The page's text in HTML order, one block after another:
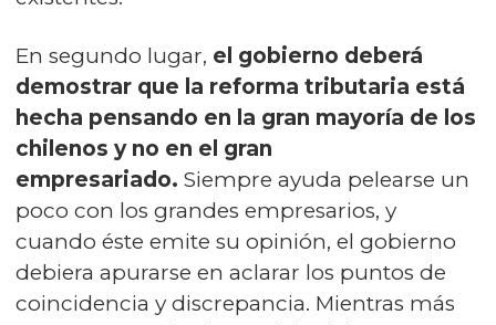
En segundo lugar, el gobierno deberá
demostrar que la reforma tributaria está
hecha pensando en la gran mayoría de los
chilenos y no en el gran
empresariado. Siempre ayuda pelearse un
poco con los grandes empresarios, y
cuando éste emite su opinión, el gobierno
debiera apurarse en aclarar los puntos de
coincidencia y discrepancia. Mientras más